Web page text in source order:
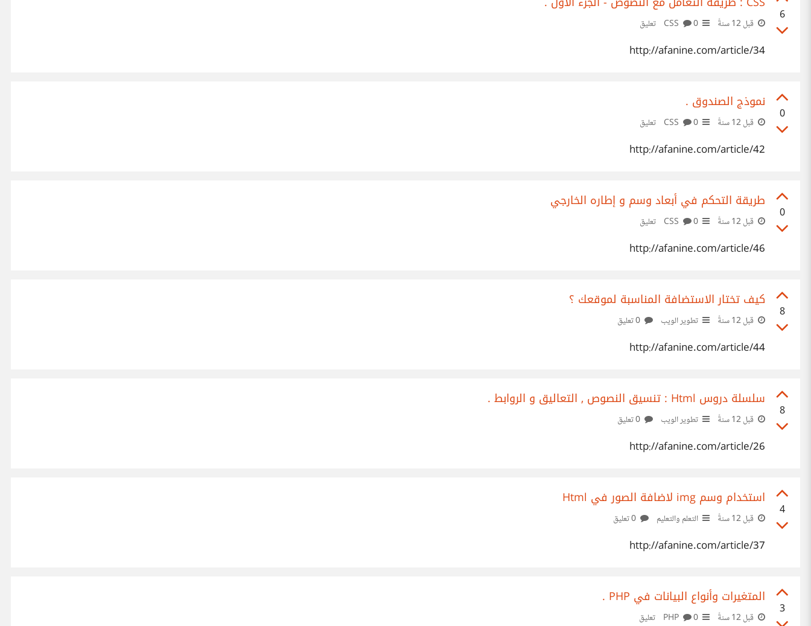
6
قبل 12 سنةً 0 تعليق
http://afanine.com/article/34
0
نموذج الصندوق .
قبل 12 سنةً 0 تعليق
http://afanine.com/article/42
0
طريقة التحكم في أبعاد وسم و إطاره الخارجي
قبل 12 سنةً 0 تعليق
http://afanine.com/article/46
8
كيف تختار الاستضافة المناسبة لموقعك ؟
قبل 12 سنةً تطوير الويب
http://afanine.com/article/44
8
سلسلة دروس Html : تنسيق النصوص , التعاليق و الروابط .
قبل 12 سنةً تطوير الويب
http://afanine.com/article/26
4
استخدام وسم img لاضافة الصور في Html
قبل 12 سنةً التعلم والتعليم
http://afanine.com/article/37
3
المتغيرات وأنواع البيانات في PHP .
قبل 12 سنةً 0 تعليق